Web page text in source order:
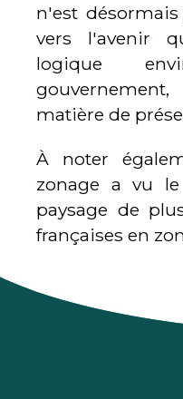
n'est
vers l'avenir
logique
matière de
À noter
zonage a vu
paysage de
françaises en